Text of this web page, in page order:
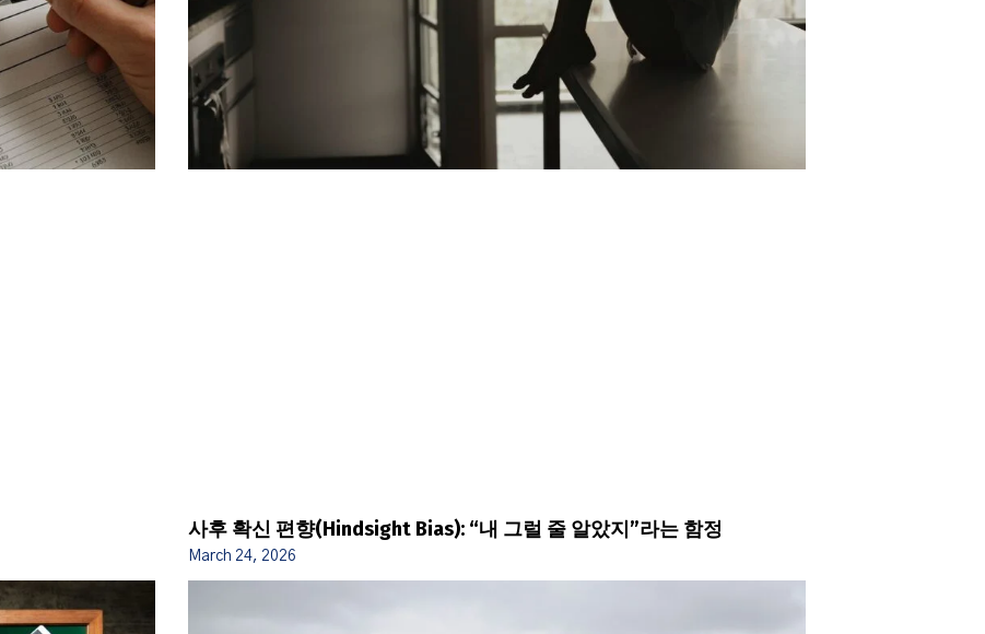
사후 확신 편향(Hindsight Bias): “내 그럴 줄 알았지”라는 함정
March 24, 2026